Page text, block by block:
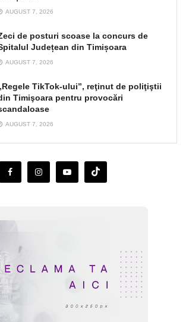
AUGUST 7, 2026
de posturi scoase la concurs de
Județean din Timișoara
AUGUST 7, 2026
TikTok-ului”, reţinut de poliţiştii
Timişoara pentru provocări
AUGUST 7, 2026